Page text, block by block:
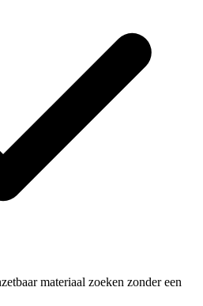
materiaal zoeken zonder een